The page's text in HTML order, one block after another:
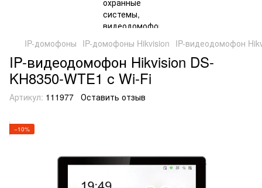
IP-домофоны IP-домофоны Hikvision IP-видеодомофон
IP-видеодомофон Hikvision DS-
KH8350-WTE1 с Wi-Fi
Артикул: 111977 Оставить отзыв
−10%